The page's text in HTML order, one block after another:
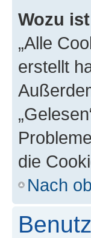
Wozu
„Alle
erstellt
die
Nach